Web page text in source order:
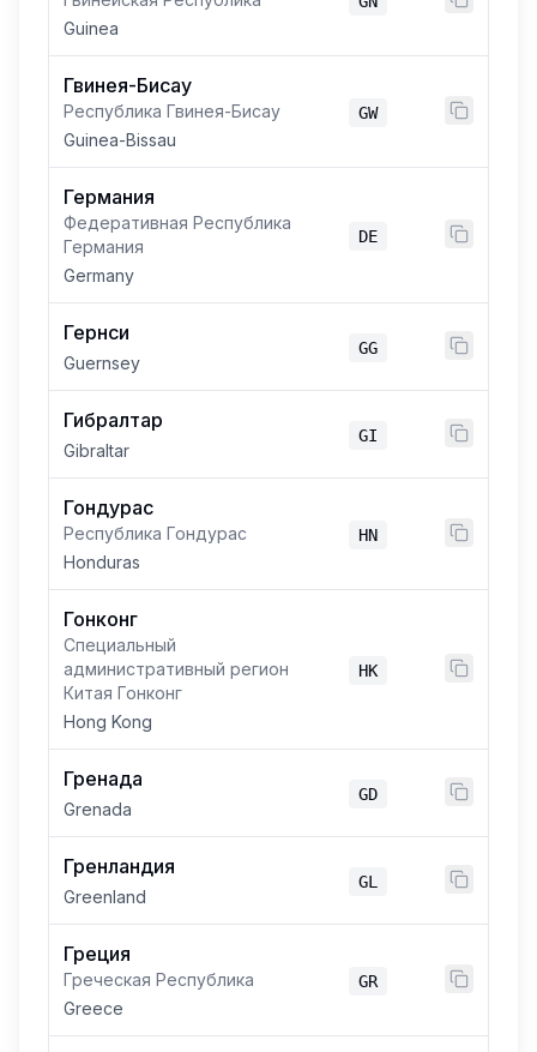
Guinea
Гвинея-Бисау
Республика Гвинея-Бисау
Guinea-Bissau
GW
Германия
Федеративная Республика
Германия
Germany
DE
Гернси
Guernsey
GG
Гибралтар
Gibraltar
GI
Гондурас
Республика Гондурас
Honduras
HN
Гонконг
Специальный
административный регион
Китая Гонконг
Hong Kong
HK
Гренада
Grenada
GD
Гренландия
Greenland
GL
Греция
Греческая Республика
Greece
GR